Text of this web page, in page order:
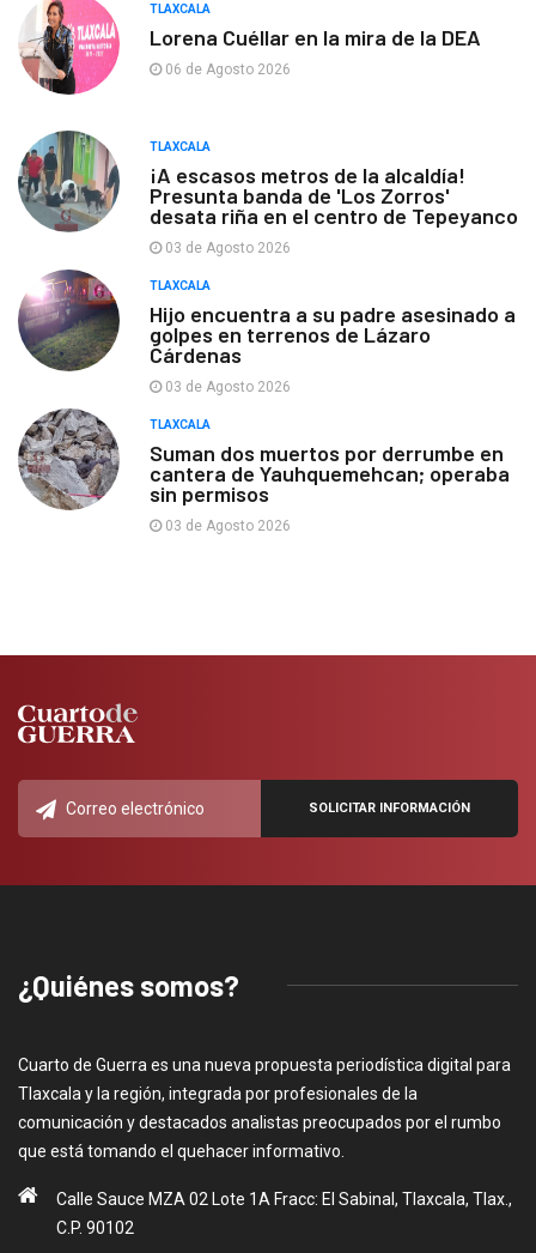
TLAXCALA
Lorena Cuéllar en la mira de la DEA
06 de Agosto 2026
TLAXCALA
¡A escasos metros de la alcaldía!
Presunta banda de 'Los Zorros'
desata riña en el centro de Tepeyanco
03 de Agosto 2026
TLAXCALA
Hijo encuentra a su padre asesinado a
golpes en terrenos de Lázaro
Cárdenas
03 de Agosto 2026
TLAXCALA
Suman dos muertos por derrumbe en
cantera de Yauhquemehcan; operaba
sin permisos
03 de Agosto 2026
¿Quiénes somos?
Cuarto de Guerra es una nueva propuesta periodística digital para
Tlaxcala y la región, integrada por profesionales de la
comunicación y destacados analistas preocupados por el rumbo
que está tomando el quehacer informativo.
Calle Sauce MZA 02 Lote 1A Fracc: El Sabinal, Tlaxcala, Tlax.,
C.P. 90102